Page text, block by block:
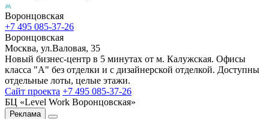
Воронцовская
+7 495 085-37-26
Воронцовская
Москва, ул.Валовая, 35
Новый бизнес-центр в 5 минутах от м. Калужская. Офисы
класса "А" без отделки и с дизайнерской отделкой. Доступны
отдельные лоты, целые этажи.
Сайт проекта +7 495 085-37-26
БЦ «Level Work Воронцовская»‎
Реклама